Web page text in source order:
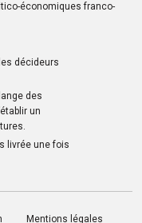
économiques franco-
décideurs
des
un
livrée une fois
Mentions légales